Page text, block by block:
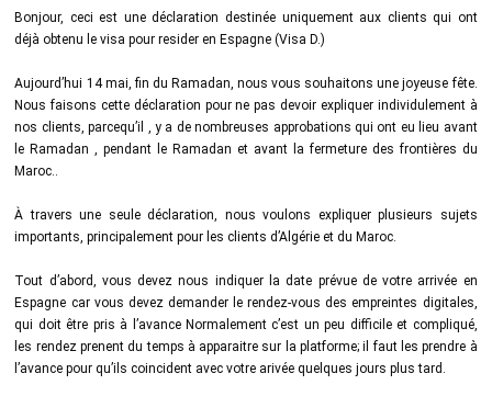
Bonjour, ceci est une déclaration destinée uniquement aux clients qui ont
déjà obtenu le visa pour resider en Espagne (Visa D.)
Aujourd’hui 14 mai, fin du Ramadan, nous vous souhaitons une joyeuse fête.
Nous faisons cette déclaration pour ne pas devoir expliquer individulement à
nos clients, parcequ’il , y a de nombreuses approbations qui ont eu lieu avant
le Ramadan , pendant le Ramadan et avant la fermeture des frontières du
Maroc..
À travers une seule déclaration, nous voulons expliquer plusieurs sujets
importants, principalement pour les clients d’Algérie et du Maroc.
Tout d’abord, vous devez nous indiquer la date prévue de votre arrivée en
Espagne car vous devez demander le rendez-vous des empreintes digitales,
qui doit être pris à l’avance Normalement c’est un peu difficile et compliqué,
les rendez prenent du temps à apparaitre sur la platforme; il faut les prendre à
l’avance pour qu’ils coincident avec votre arivée quelques jours plus tard.